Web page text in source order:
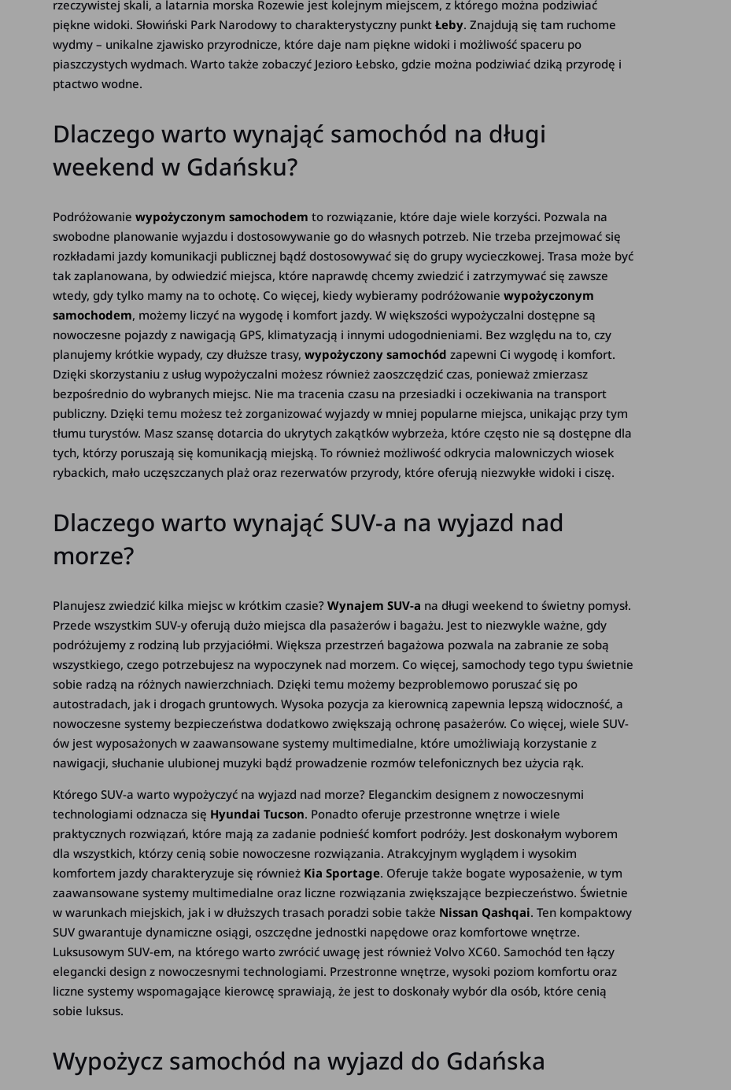
rzeczywistej skali, a latarnia morska Rozewie jest kolejnym miejscem, z którego można podziwiać
piękne widoki. Słowiński Park Narodowy to charakterystyczny punktŁeby. Znajdują się tam ruchome
wydmy – unikalne zjawisko przyrodnicze, które daje nam piękne widoki i możliwość spaceru po
piaszczystych wydmach. Warto także zobaczyć Jezioro Łebsko, gdzie można podziwiać dziką przyrodę i
ptactwo wodne.
Dlaczego warto wynająć samochód na długi
weekend w Gdańsku?
Podróżowaniewypożyczonym samochodem to rozwiązanie, które daje wiele korzyści. Pozwala na
swobodne planowanie wyjazdu i dostosowywanie go do własnych potrzeb. Nie trzeba przejmować się
rozkładami jazdy komunikacji publicznej bądź dostosowywać się do grupy wycieczkowej. Trasa może być
tak zaplanowana, by odwiedzić miejsca, które naprawdę chcemy zwiedzić i zatrzymywać się zawsze
wtedy, gdy tylko mamy na to ochotę. Co więcej, kiedy wybieramy podróżowaniewypożyczonym
samochodem, możemy liczyć na wygodę i komfort jazdy. W większości wypożyczalni dostępne są
nowoczesne pojazdy z nawigacją GPS, klimatyzacją i innymi udogodnieniami. Bez względu na to, czy
planujemy krótkie wypady, czy dłuższe trasy,wypożyczony samochód zapewni Ci wygodę i komfort.
Dzięki skorzystaniu z usług wypożyczalni możesz również zaoszczędzić czas, ponieważ zmierzasz
bezpośrednio do wybranych miejsc. Nie ma tracenia czasu na przesiadki i oczekiwania na transport
publiczny. Dzięki temu możesz też zorganizować wyjazdy w mniej popularne miejsca, unikając przy tym
tłumu turystów. Masz szansę dotarcia do ukrytych zakątków wybrzeża, które często nie są dostępne dla
tych, którzy poruszają się komunikacją miejską. To również możliwość odkrycia malowniczych wiosek
rybackich, mało uczęszczanych plaż oraz rezerwatów przyrody, które oferują niezwykłe widoki i ciszę.
Dlaczego warto wynająć SUV-a na wyjazd nad
morze?
Planujesz zwiedzić kilka miejsc w krótkim czasie?Wynajem SUV-a na długi weekend to świetny pomysł.
Przede wszystkim SUV-y oferują dużo miejsca dla pasażerów i bagażu. Jest to niezwykle ważne, gdy
podróżujemy z rodziną lub przyjaciółmi. Większa przestrzeń bagażowa pozwala na zabranie ze sobą
wszystkiego, czego potrzebujesz na wypoczynek nad morzem. Co więcej, samochody tego typu świetnie
sobie radzą na różnych nawierzchniach. Dzięki temu możemy bezproblemowo poruszać się po
autostradach, jak i drogach gruntowych. Wysoka pozycja za kierownicą zapewnia lepszą widoczność, a
nowoczesne systemy bezpieczeństwa dodatkowo zwiększają ochronę pasażerów. Co więcej, wiele SUV-
ów jest wyposażonych w zaawansowane systemy multimedialne, które umożliwiają korzystanie z
nawigacji, słuchanie ulubionej muzyki bądź prowadzenie rozmów telefonicznych bez użycia rąk.
Którego SUV-a warto wypożyczyć na wyjazd nad morze? Eleganckim designem z nowoczesnymi
technologiami odznacza się Hyundai Tucson. Ponadto oferuje przestronne wnętrze i wiele
praktycznych rozwiązań, które mają za zadanie podnieść komfort podróży. Jest doskonałym wyborem
dla wszystkich, którzy cenią sobie nowoczesne rozwiązania. Atrakcyjnym wyglądem i wysokim
komfortem jazdy charakteryzuje się również Kia Sportage. Oferuje także bogate wyposażenie, w tym
zaawansowane systemy multimedialne oraz liczne rozwiązania zwiększające bezpieczeństwo. Świetnie
w warunkach miejskich, jak i w dłuższych trasach poradzi sobie także Nissan Qashqai. Ten kompaktowy
SUV gwarantuje dynamiczne osiągi, oszczędne jednostki napędowe oraz komfortowe wnętrze.
Luksusowym SUV-em, na którego warto zwrócić uwagę jest również Volvo XC60. Samochód ten łączy
elegancki design z nowoczesnymi technologiami. Przestronne wnętrze, wysoki poziom komfortu oraz
liczne systemy wspomagające kierowcę sprawiają, że jest to doskonały wybór dla osób, które cenią
sobie luksus.
Wypożycz samochód na wyjazd do Gdańska